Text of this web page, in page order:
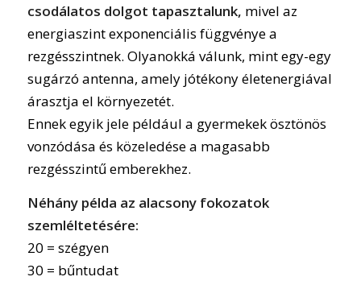
csodálatos dolgot tapasztalunk, mivel az
energiaszint exponenciális függvénye a
rezgésszintnek. Olyanokká válunk, mint egy-egy
sugárzó antenna, amely jótékony életenergiával
árasztja el környezetét.
Ennek egyik jele például a gyermekek ösztönös
vonzódása és közeledése a magasabb
rezgésszintű emberekhez.
Néhány példa az alacsony fokozatok
szemléltetésére:
20 = szégyen
30 = bűntudat